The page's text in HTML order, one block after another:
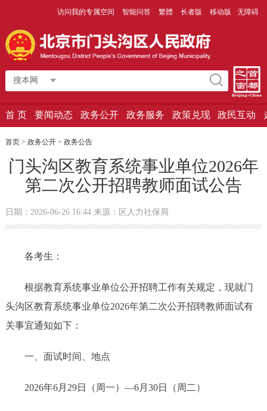
访问我的专属空间 智能问答 繁體 长者版 移动版 无障碍
搜本网
首 页 要闻动态 政务公开 政务服务 政策兑现 政民互动
首页> 政务公开> 政务公告
门头沟区教育系统事业单位2026年
第二次公开招聘教师面试公告
日期：2026-06-26 16:44 来源：区人力社保局
各考生：
根据教育系统事业单位公开招聘工作有关规定，现就门
头沟区教育系统事业单位2026年第二次公开招聘教师面试有
关事宜通知如下：
一、面试时间、地点
2026年6月29日（周一）—6月30日（周二）